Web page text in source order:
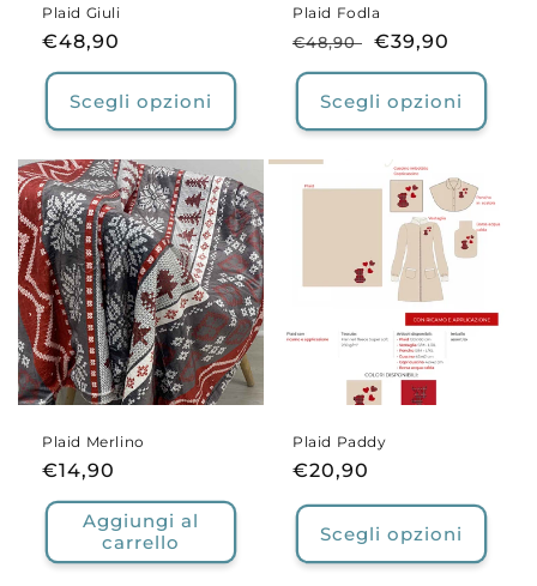
Plaid Giuli
Prezzo
di
listino
€48,90
Scegli opzioni
Plaid Fodla
Prezzo
di
listino
€48,90
Prezzo
scontato
€39,90
Scegli opzioni
Plaid Merlino
Prezzo
di
listino
€14,90
Aggiungi al
carrello
Plaid Paddy
Prezzo
di
listino
€20,90
Scegli opzioni